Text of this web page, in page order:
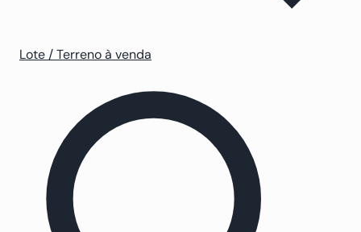
Lote / Terreno à venda